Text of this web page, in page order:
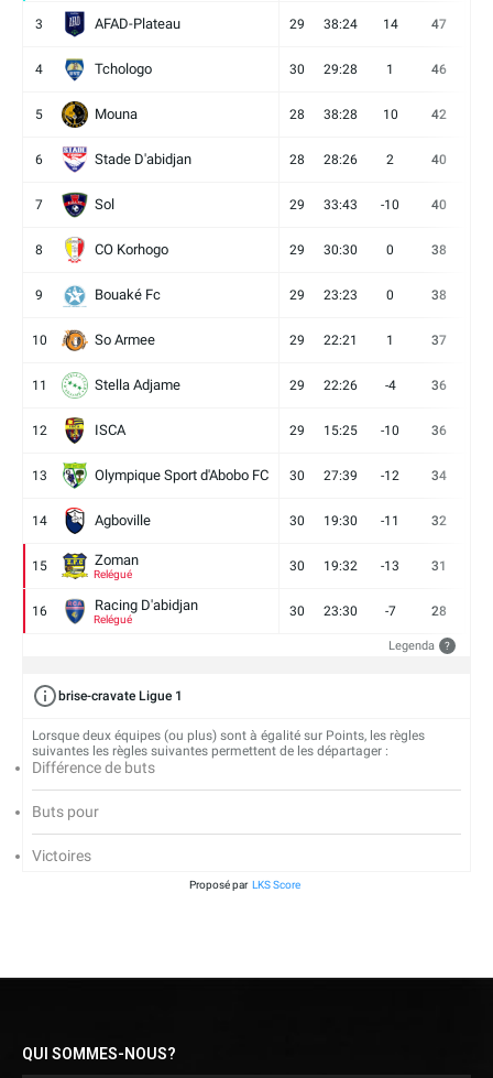
3 AFAD-Plateau 29 38:24 14 47
4 Tchologo 30 29:28 1 46
5 Mouna 28 38:28 10 42
6 Stade D'abidjan 28 28:26 2 40
7 Sol 29 33:43 -10 40
8 CO Korhogo 29 30:30 0 38
9 Bouaké Fc 29 23:23 0 38
10 So Armee 29 22:21 1 37
11 Stella Adjame 29 22:26 -4 36
12 ISCA 29 15:25 -10 36
13 Olympique Sport d'Abobo FC 30 27:39 -12 34
14 Agboville 30 19:30 -11 32
15 Zoman
Relégué
30 19:32 -13 31
16 Racing D'abidjan
Relégué
30 23:30 -7 28
Legenda ?
brise-cravate Ligue 1
Lorsque deux équipes (ou plus) sont à égalité sur Points, les règles
suivantes les règles suivantes permettent de les départager :
Différence de buts
Buts pour
Victoires
Proposé par LKS Score
QUI SOMMES-NOUS?